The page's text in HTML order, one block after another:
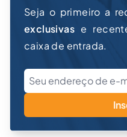
Seja o primeiro a
exclusivas e
caixa de entrada.